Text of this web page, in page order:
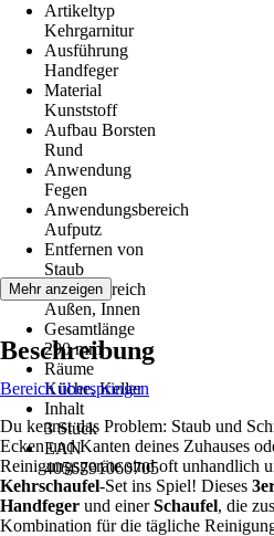
Artikeltyp
Kehrgarnitur
Ausführung
Handfeger
Material
Kunststoff
Aufbau Borsten
Rund
Anwendung
Fegen
Anwendungsbereich
Aufputz
Entfernen von
Staub
Einsatzbereich
Außen, Innen
Gesamtlänge
290 mm
Räume
Küche, Keller
Inhalt
3 Stück
EAN
4056791060705
Mehr anzeigen
Beschreibung
Bereich überspringen
Du kennst das Problem: Staub und
Ecken und Kanten deines Zuhauses
Reinigungsgeräte sind oft unhandlich
Kehrschaufel-Set ins Spiel! Dieses
Handfeger und einerSchaufel, die
Kombination für die tägliche